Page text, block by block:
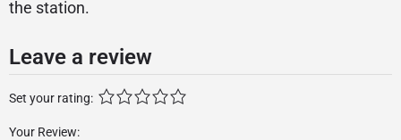
the station.
Leave a review
Set your rating:
Your Review: